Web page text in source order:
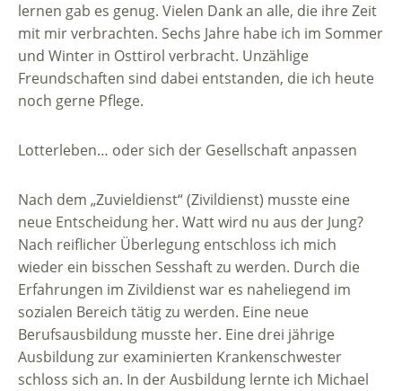
lernen gab es genug. Vielen Dank an alle, die ihre Zeit
mit mir verbrachten. Sechs Jahre habe ich im Sommer
und Winter in Osttirol verbracht. Unzählige
Freundschaften sind dabei entstanden, die ich heute
noch gerne Pflege.
Lotterleben… oder sich der Gesellschaft anpassen
Nach dem „Zuvieldienst“ (Zivildienst) musste eine
neue Entscheidung her. Watt wird nu aus der Jung?
Nach reiflicher Überlegung entschloss ich mich
wieder ein bisschen Sesshaft zu werden. Durch die
Erfahrungen im Zivildienst war es naheliegend im
sozialen Bereich tätig zu werden. Eine neue
Berufsausbildung musste her. Eine drei jährige
Ausbildung zur examinierten Krankenschwester
schloss sich an. In der Ausbildung lernte ich Michael